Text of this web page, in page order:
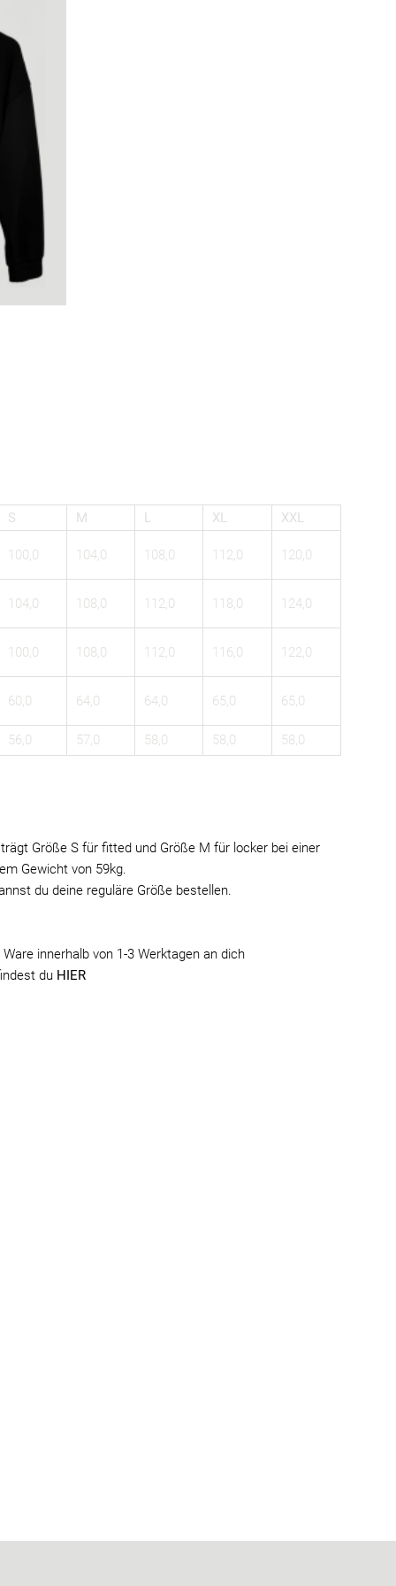
S M L XL
XXL
100,0 104,0 108,0 112,0 120,0
104,0 108,0 112,0 118,0 124,0
100,0 108,0 112,0 116,0 122,0
60,0 64,0 64,0 65,0 65,0
56,0 57,0 58,0 58,0 58,0
Größe S für fitted und Größe M für locker bei einer
Gewicht von 59kg.
du deine reguläre Größe bestellen.
innerhalb von 1-3 Werktagen an dich
du HIER